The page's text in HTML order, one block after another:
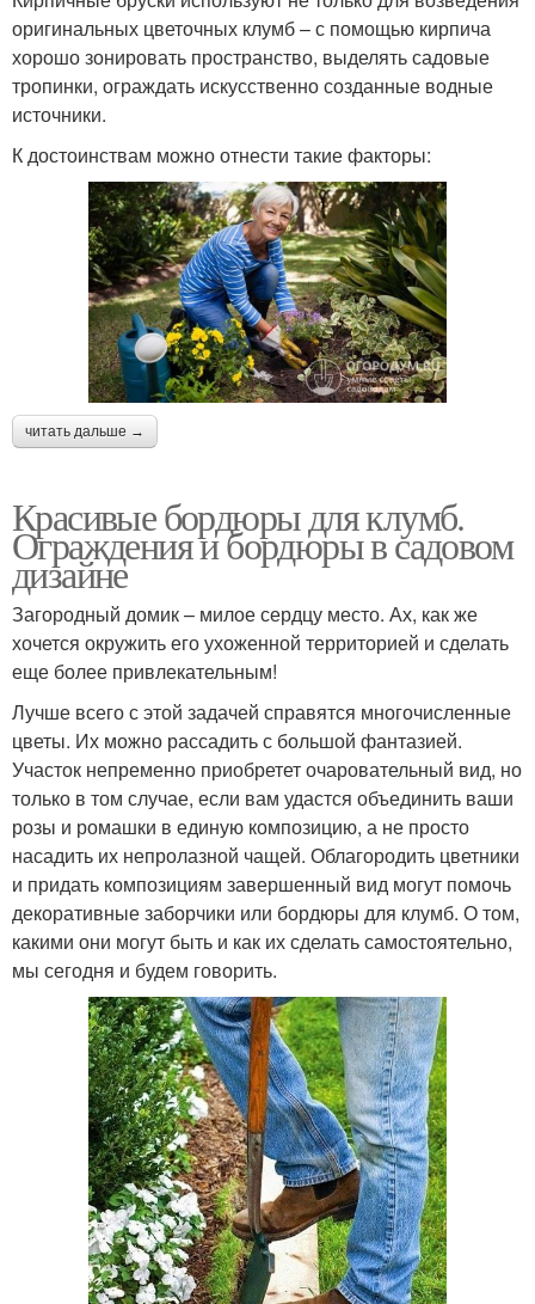
оригинальных цветочных клумб – с помощью кирпича
хорошо зонировать пространство, выделять садовые
тропинки, ограждать искусственно созданные водные
источники.
К достоинствам можно отнести такие факторы:
читать дальше →
Красивые бордюры для клумб.
Ограждения и бордюры в садовом
дизайне
Загородный домик – милое сердцу место. Ах, как же
хочется окружить его ухоженной территорией и сделать
еще более привлекательным!
Лучше всего с этой задачей справятся многочисленные
цветы. Их можно рассадить с большой фантазией.
Участок непременно приобретет очаровательный вид, но
только в том случае, если вам удастся объединить ваши
розы и ромашки в единую композицию, а не просто
насадить их непролазной чащей. Облагородить цветники
и придать композициям завершенный вид могут помочь
декоративные заборчики или бордюры для клумб. О том,
какими они могут быть и как их сделать самостоятельно,
мы сегодня и будем говорить.